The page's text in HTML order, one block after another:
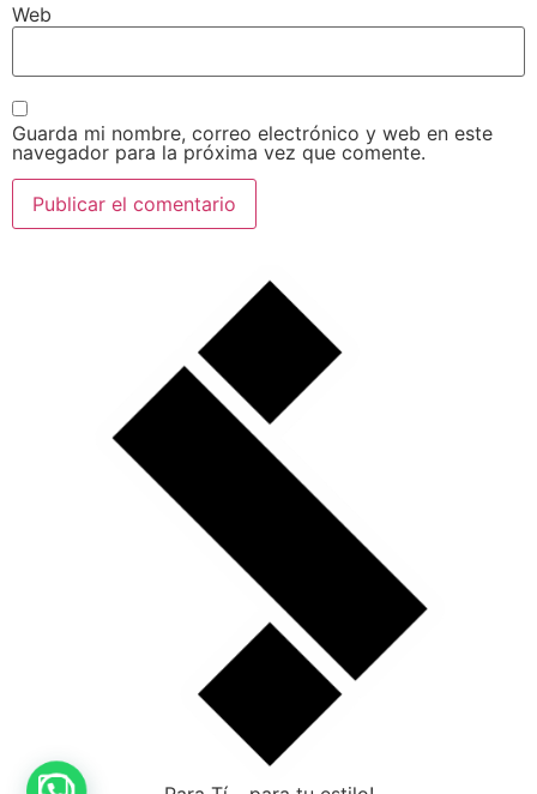
Web
Guarda mi nombre, correo electrónico y web en este
navegador para la próxima vez que comente.